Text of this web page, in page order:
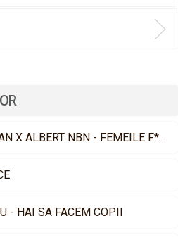
JADOR X PETRE STEFAN X ALBERT NBN - FEMEILE F*CK CE VOR
- HAI SA FACEM COPII